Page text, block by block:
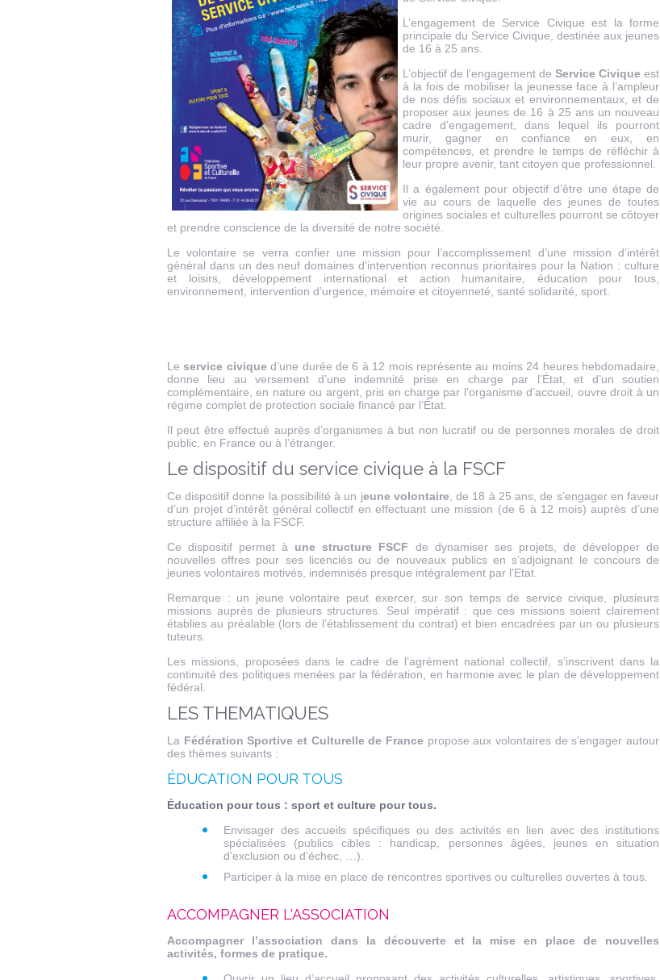
L’engagement de Service Civique est la forme
principale du Service Civique, destinée aux jeunes
de 16 à 25 ans.
L’objectif de l’engagement de Service Civique est
à la fois de mobiliser la jeunesse face à l’ampleur
de nos défis sociaux et environnementaux, et de
proposer aux jeunes de 16 à 25 ans un nouveau
cadre d’engagement, dans lequel ils pourront
murir, gagner en confiance en eux, en
compétences, et prendre le temps de réfléchir à
leur propre avenir, tant citoyen que professionnel.
Il a également pour objectif d’être une étape de
vie au cours de laquelle des jeunes de toutes
origines sociales et culturelles pourront se côtoyer
et prendre conscience de la diversité de notre société.
Le volontaire se verra confier une mission pour l’accomplissement d’une mission d’intérêt
général dans un des neuf domaines d’intervention reconnus prioritaires pour la Nation : culture
et loisirs, développement international et action humanitaire, éducation pour tous,
environnement, intervention d’urgence, mémoire et citoyenneté, santé solidarité, sport.
Leservice civiqued’une durée de 6 à 12 mois représente au moins 24 heures hebdomadaire,
donne lieu au versement d’une indemnité prise en charge par l’État, et d’un soutien
complémentaire, en nature ou argent, pris en charge par l’organisme d’accueil, ouvre droit à un
régime complet de protection sociale financé par l’État.
Il peut être effectué auprès d’organismes à but non lucratif ou de personnes morales de droit
public, en France ou à l’étranger.
Le dispositif du service civique à la FSCF
Ce dispositif donne la possibilité à un jeune volontaire, de 18 à 25 ans, de s’engager en faveur
d’un projet d’intérêt général collectif en effectuant une mission (de 6 à 12 mois) auprès d’une
structure affiliée à la FSCF.
Ce dispositif permet à une structure FSCF de dynamiser ses projets, de développer de
nouvelles offres pour ses licenciés ou de nouveaux publics en s’adjoignant le concours de
jeunes volontaires motivés, indemnisés presque intégralement par l’Etat.
Remarque : un jeune volontaire peut exercer, sur son temps de service civique, plusieurs
missions auprès de plusieurs structures. Seul impératif : que ces missions soient clairement
établies au préalable (lors de l’établissement du contrat) et bien encadrées par un ou plusieurs
tuteurs.
Les missions, proposées dans le cadre de l’agrément national collectif, s’inscrivent dans la
continuité des politiques menées par la fédération, en harmonie avec le plan de développement
fédéral.
LES THEMATIQUES
La Fédération Sportive et Culturelle de France propose aux volontaires de s’engager autour
des thèmes suivants :
ÉDUCATION POUR TOUS
Éducation pour tous : sport et culture pour tous.
Envisager des accueils spécifiques ou des activités en lien avec des institutions
spécialisées (publics cibles : handicap, personnes âgées, jeunes en situation
d’exclusion ou d’échec, …).
Participer à la mise en place de rencontres sportives ou culturelles ouvertes à tous.
ACCOMPAGNER L'ASSOCIATION
Accompagner l’association dans la découverte et la mise en place de nouvelles
activités, formes de pratique.